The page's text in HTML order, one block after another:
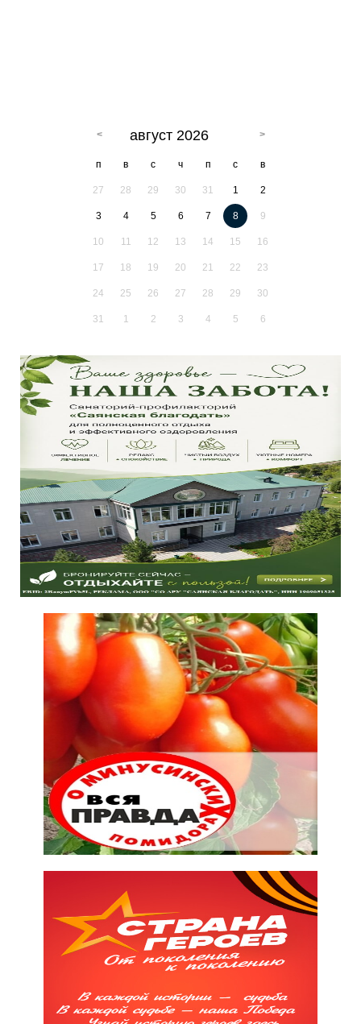
август 2026
п в с ч п с в
27 28 29 30 31 1 2
3 4 5 6 7 8 9
10 11 12 13 14 15 16
17 18 19 20 21 22 23
24 25 26 27 28 29 30
31 1 2 3 4 5 6